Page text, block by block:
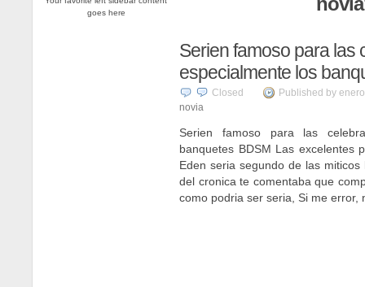
goes here
Seri­en famoso para las
especialmente los
Closed
Published by
novia
Seri­en famoso para las
banquetes BDSM Las excelentes
Eden seri­a segundo de las
del cronica te comentaba que
como podri­a ser seri­a, Si me